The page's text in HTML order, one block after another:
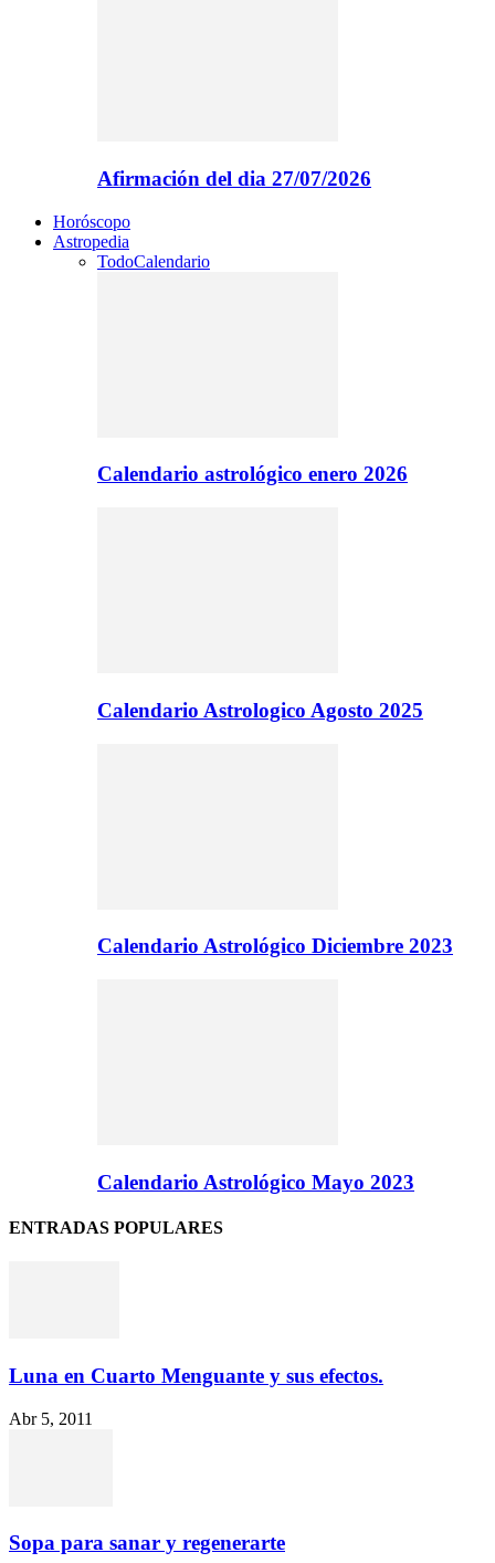
Afirmación del dia 27/07/2026
Horóscopo
Astropedia
TodoCalendario
Calendario astrológico enero 2026
Calendario Astrologico Agosto 2025
Calendario Astrológico Diciembre 2023
Calendario Astrológico Mayo 2023
ENTRADAS POPULARES
Luna en Cuarto Menguante y sus efectos.
Abr 5, 2011
Sopa para sanar y regenerarte